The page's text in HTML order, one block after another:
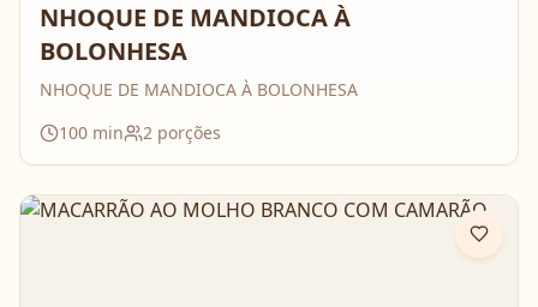
NHOQUE DE MANDIOCA À
BOLONHESA
NHOQUE DE MANDIOCA À BOLONHESA
100 min 2 porções